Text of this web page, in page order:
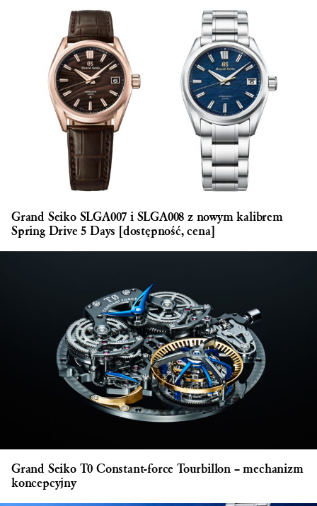
Grand Seiko SLGA007 i SLGA008 z nowym kalibrem
Spring Drive 5 Days [dostępność, cena]
Grand Seiko T0 Constant-force Tourbillon – mechanizm
koncepcyjny